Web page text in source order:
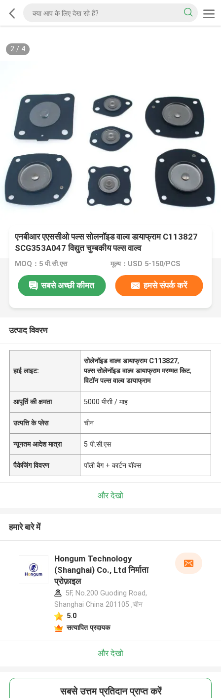
2/ 4
एनबीआर एएससीओ पल्स सोलनॉइड वाल्व डायाफ्राम C113827
SCG353A047 विद्युत चुम्बकीय पल्स वाल्व
MOQ：5 पी.सी.एस मूल्य：USD 5-150/PCS
सबसे अच्छी कीमत हमसे संपर्क करें
उत्पाद विवरण
हाई लाइट:
सोलेनॉइड वाल्व डायाफ्राम C113827,
पल्स सोलेनॉइड वाल्व डायाफ्राम मरम्मत किट,
विटॉन पल्स वाल्व डायाफ्राम
आपूर्ति की क्षमता 5000 पीसी / माह
उत्पत्ति के प्लेस चीन
न्यूनतम आदेश मात्रा 5 पी.सी.एस
पैकेजिंग विवरण पॉली बैग + कार्टन बॉक्स
और देखो
हमारे बारे में
Hongum Technology
(Shanghai) Co., Ltd निर्माता
प्रोफ़ाइल
5F, No.200 Guoding Road,
Shanghai China 201105 ,चीन
5.0
सत्यापित प्रदायक
और देखो
सबसे उत्तम प्रतिदान प्राप्त करें